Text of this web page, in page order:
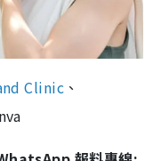
Clinic 、